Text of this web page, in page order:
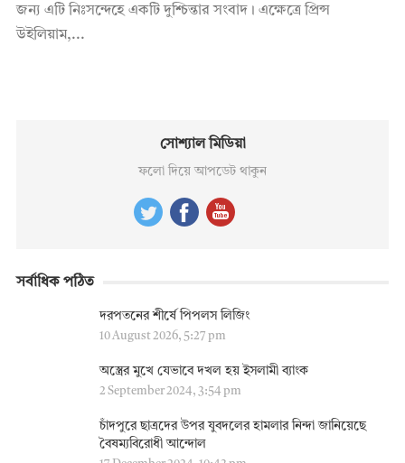
জন্য এটি নিঃসন্দেহে একটি দুশ্চিন্তার সংবাদ। এক্ষেত্রে প্রিন্স
উইলিয়াম,...
সোশ্যাল মিডিয়া
ফলো দিয়ে আপডেট থাকুন
সর্বাধিক পঠিত
দরপতনের শীর্ষে পিপলস লিজিং
10 August 2026, 5:27 pm
অস্ত্রের মুখে যেভাবে দখল হয় ইসলামী ব্যাংক
2 September 2024, 3:54 pm
চাঁদপুরে ছাত্রদের উপর যুবদলের হামলার নিন্দা জানিয়েছে
বৈষম্যবিরোধী আন্দোল